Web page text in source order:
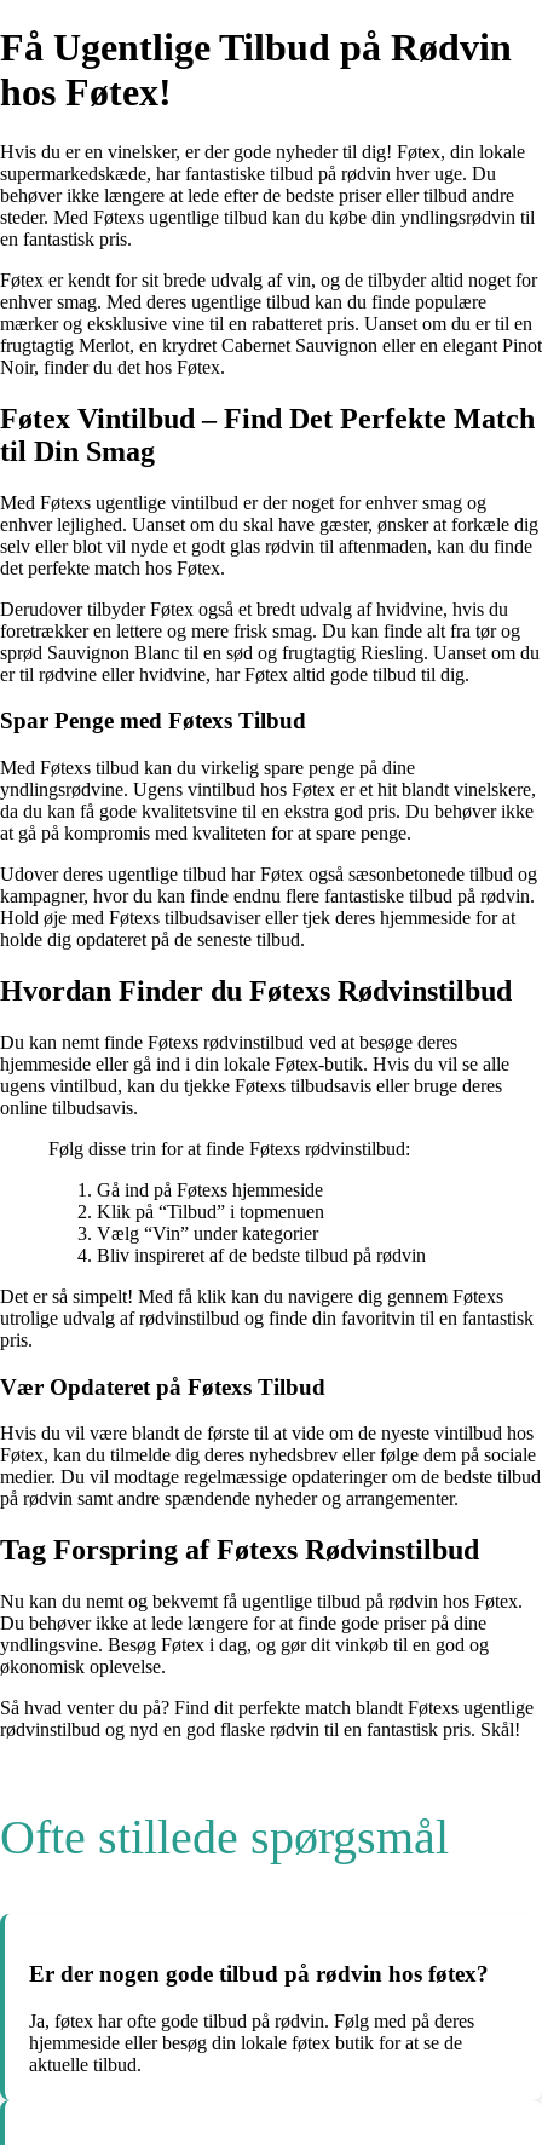
Få Ugentlige Tilbud på Rødvin
hos Føtex!
Hvis du er en vinelsker, er der gode nyheder til dig! Føtex, din lokale
supermarkedskæde, har fantastiske tilbud på rødvin hver uge. Du
behøver ikke længere at lede efter de bedste priser eller tilbud andre
steder. Med Føtexs ugentlige tilbud kan du købe din yndlingsrødvin til
en fantastisk pris.
Føtex er kendt for sit brede udvalg af vin, og de tilbyder altid noget for
enhver smag. Med deres ugentlige tilbud kan du finde populære
mærker og eksklusive vine til en rabatteret pris. Uanset om du er til en
frugtagtig Merlot, en krydret Cabernet Sauvignon eller en elegant Pinot
Noir, finder du det hos Føtex.
Føtex Vintilbud – Find Det Perfekte Match
til Din Smag
Med Føtexs ugentlige vintilbud er der noget for enhver smag og
enhver lejlighed. Uanset om du skal have gæster, ønsker at forkæle dig
selv eller blot vil nyde et godt glas rødvin til aftenmaden, kan du finde
det perfekte match hos Føtex.
Derudover tilbyder Føtex også et bredt udvalg af hvidvine, hvis du
foretrækker en lettere og mere frisk smag. Du kan finde alt fra tør og
sprød Sauvignon Blanc til en sød og frugtagtig Riesling. Uanset om du
er til rødvine eller hvidvine, har Føtex altid gode tilbud til dig.
Spar Penge med Føtexs Tilbud
Med Føtexs tilbud kan du virkelig spare penge på dine
yndlingsrødvine. Ugens vintilbud hos Føtex er et hit blandt vinelskere,
da du kan få gode kvalitetsvine til en ekstra god pris. Du behøver ikke
at gå på kompromis med kvaliteten for at spare penge.
Udover deres ugentlige tilbud har Føtex også sæsonbetonede tilbud og
kampagner, hvor du kan finde endnu flere fantastiske tilbud på rødvin.
Hold øje med Føtexs tilbudsaviser eller tjek deres hjemmeside for at
holde dig opdateret på de seneste tilbud.
Hvordan Finder du Føtexs Rødvinstilbud
Du kan nemt finde Føtexs rødvinstilbud ved at besøge deres
hjemmeside eller gå ind i din lokale Føtex-butik. Hvis du vil se alle
ugens vintilbud, kan du tjekke Føtexs tilbudsavis eller bruge deres
online tilbudsavis.
Følg disse trin for at finde Føtexs rødvinstilbud:
Gå ind på Føtexs hjemmeside
Klik på “Tilbud” i topmenuen
Vælg “Vin” under kategorier
Bliv inspireret af de bedste tilbud på rødvin
Det er så simpelt! Med få klik kan du navigere dig gennem Føtexs
utrolige udvalg af rødvinstilbud og finde din favoritvin til en fantastisk
pris.
Vær Opdateret på Føtexs Tilbud
Hvis du vil være blandt de første til at vide om de nyeste vintilbud hos
Føtex, kan du tilmelde dig deres nyhedsbrev eller følge dem på sociale
medier. Du vil modtage regelmæssige opdateringer om de bedste tilbud
på rødvin samt andre spændende nyheder og arrangementer.
Tag Forspring af Føtexs Rødvinstilbud
Nu kan du nemt og bekvemt få ugentlige tilbud på rødvin hos Føtex.
Du behøver ikke at lede længere for at finde gode priser på dine
yndlingsvine. Besøg Føtex i dag, og gør dit vinkøb til en god og
økonomisk oplevelse.
Så hvad venter du på? Find dit perfekte match blandt Føtexs ugentlige
rødvinstilbud og nyd en god flaske rødvin til en fantastisk pris. Skål!
Ofte stillede spørgsmål
Er der nogen gode tilbud på rødvin hos føtex?
Ja, føtex har ofte gode tilbud på rødvin. Følg med på deres
hjemmeside eller besøg din lokale føtex butik for at se de
aktuelle tilbud.